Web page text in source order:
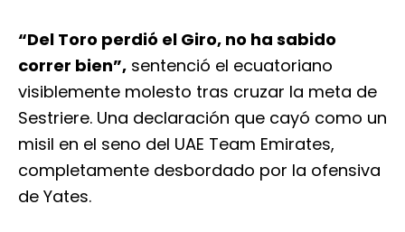
“Del Toro perdió el Giro, no ha sabido
correr bien”, sentenció el ecuatoriano
visiblemente molesto tras cruzar la meta de
Sestriere. Una declaración que cayó como un
misil en el seno del UAE Team Emirates,
completamente desbordado por la ofensiva
de Yates.